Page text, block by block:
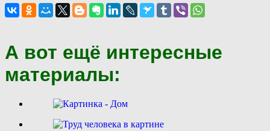
А вот ещё интересные
материалы: